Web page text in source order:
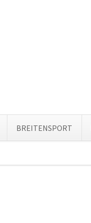
BREITENSPORT
überspringen